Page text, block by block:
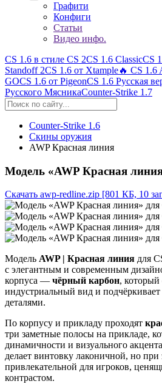
Графити
Конфиги
Статьи
Видео инфо.
CS 1.6 в стиле CS 2CS 1.6 ClassicCS
Standoff 2CS 1.6 от Xtample🔥 CS 1.6
GOCS 1.6 от PigeonCS 1.6 Русская
Русского МясникаCounter-Strike 1.7
Counter-Strike 1.6
Скины оружия
AWP Красная линия
Модель «AWP Красная
Скачать awp-redline.zip [801 КБ, 10
Модель AWP | Красная линия для
с элегантным и современным
корпуса — чёрный карбон, который
индустриальный вид и подчёркивает
деталями.
По корпусу и прикладу проходят
три заметные полосы на прикладе,
динамичности и визуального
делает винтовку лаконичной, но
привлекательной для игроков,
контрастом.